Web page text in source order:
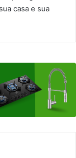
casa e sua